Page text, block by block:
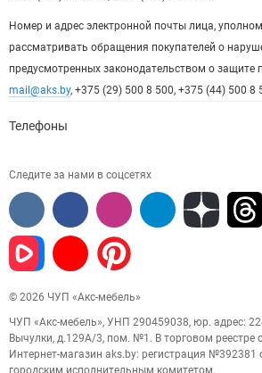
Номер и адрес электронной почты лица,
рассматривать обращения покупателей о
предусмотренных законодательством о защите
mail@aks.by, +375 (29) 500 8 500, +375 (44) 500 8
Телефоны
Следите за нами в соцсетях
© 2026 ЧУП «Акс-мебель»
ЧУП «Акс-мебель», УНП 290459038, юр. адрес:
Вычулки, д.129А/3, пом. №1. В торговом реестре
Интернет-магазин aks.by: регистрация №392381
городским исполнительным комитетом.